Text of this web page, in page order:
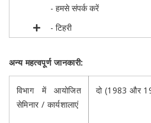
- हमसे संपर्क करें
- टिहरी
अन्य महत्वपूर्ण जानकारी:
विभाग में आयोजित
सेमिनार / कार्यशालाएं
दो (1983 और